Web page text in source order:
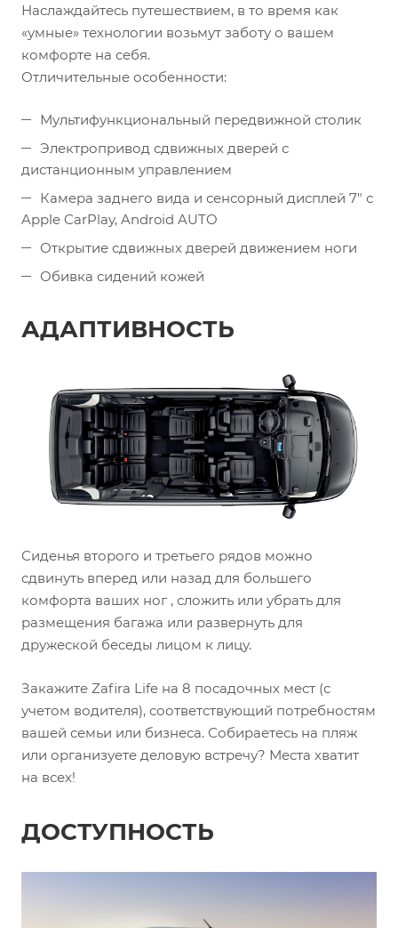
Наслаждайтесь путешествием, в то время как
«умные» технологии возьмут заботу о вашем
комфорте на себя.
Отличительные особенности:
Мультифункциональный передвижной столик
Электропривод сдвижных дверей с
дистанционным управлением
Камера заднего вида и сенсорный дисплей 7″ с
Apple CarPlay, Android AUTO
Открытие сдвижных дверей движением ноги
Обивка сидений кожей
АДАПТИВНОСТЬ
Сиденья второго и третьего рядов можно
сдвинуть вперед или назад для большего
комфорта ваших ног , сложить или убрать для
размещения багажа или развернуть для
дружеской беседы лицом к лицу.
Закажите Zafira Life на 8 посадочных мест (с
учетом водителя), соответствующий потребностям
вашей семьи или бизнеса. Собираетесь на пляж
или организуете деловую встречу? Места хватит
на всех!
ДОСТУПНОСТЬ